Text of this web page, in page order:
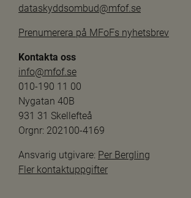
dataskyddsombud@mfof.se
Prenumerera på MFoFs nyhetsbrev
Kontakta oss
info@mfof.se
010-190 11 00
Nygatan 40B
931 31 Skellefteå
Orgnr: 202100-4169
Ansvarig utgivare: Per Bergling
Fler kontaktuppgifter